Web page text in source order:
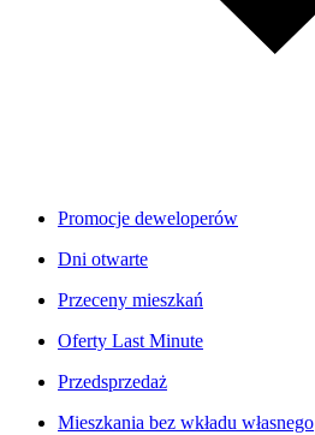
Promocje deweloperów
Dni otwarte
Przeceny mieszkań
Oferty Last Minute
Przedsprzedaż
Mieszkania bez wkładu własnego